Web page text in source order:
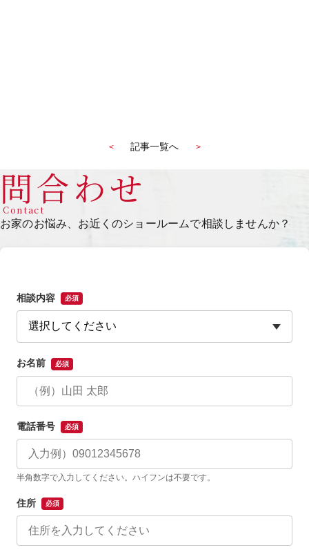
< 記事一覧へ >
問合わせ
Contact
お家のお悩み、お近くのショールームで相談しませんか？
相談内容 必須
お名前 必須
電話番号 必須
半角数字で入力してください。ハイフンは不要です。
住所 必須